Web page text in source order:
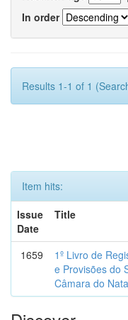
In order
Results 1-1 of 1
Item hits:
Issue
Date
Title
1659
1º Livro de
e Provisões do
Câmara do